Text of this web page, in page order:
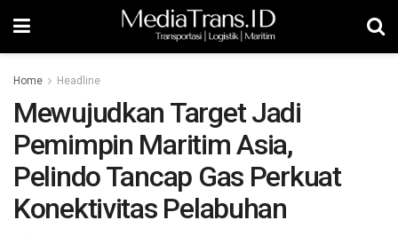
Home Headline
Mewujudkan Target Jadi
Pemimpin Maritim Asia,
Pelindo Tancap Gas Perkuat
Konektivitas Pelabuhan